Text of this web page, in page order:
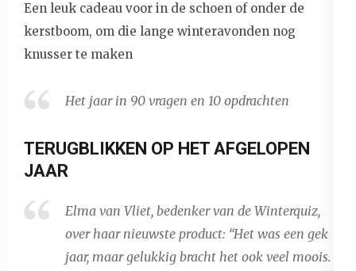
Een leuk cadeau voor in de schoen of onder de
kerstboom, om die lange winteravonden nog
knusser te maken
Het jaar in 90 vragen en 10 opdrachten
TERUGBLIKKEN OP HET AFGELOPEN
JAAR
Elma van Vliet, bedenker van de Winterquiz,
over haar nieuwste product: “Het was een gek
jaar, maar gelukkig bracht het ook veel moois.